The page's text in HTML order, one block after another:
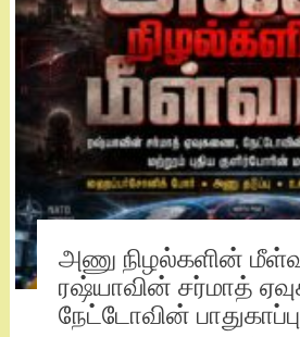
அணு நிழல்களின்
ரஷ்யாவின் சர்மாத்
நேட்டோவின்